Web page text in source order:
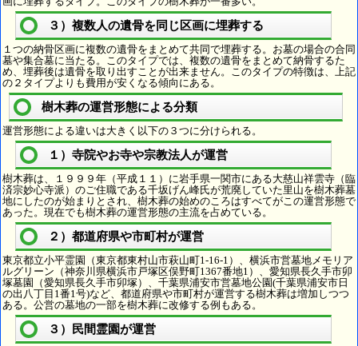
３）複数人の遺骨を同じ区画に埋葬する
１つの納骨区画に複数の遺骨をまとめて共同で埋葬する。お墓の場合の合同
墓や集合墓に当たる。このタイプでは、複数の遺骨をまとめて納骨するた
め、埋葬後は遺骨を取り出すことが出来ません。このタイプの特徴は、上記
の２タイプよりも費用が安くなる傾向にある。
樹木葬の運営形態による分類
運営形態による違いは大きく以下の３つに分けられる。
１）寺院やお寺や宗教法人が運営
樹木葬は、１９９９年（平成１１）に岩手県一関市にある大慈山祥雲寺（臨
済宗妙心寺派）のご住職である千坂げん峰氏が荒廃していた里山を樹木葬墓
地にしたのが始まりとされ、樹木葬の始めのころはすべてがこの運営形態で
あった。現在でも樹木葬の運営形態の主流を占めている。
２）都道府県や市町村が運営
東京都立小平霊園（東京都東村山市萩山町1-16-1）、横浜市営墓地メモリア
ルグリーン（神奈川県横浜市戸塚区俣野町1367番地1）、愛知県長久手市卯
塚墓園（愛知県長久手市卯塚）、千葉県浦安市営墓地公園(千葉県浦安市日
の出八丁目1番1号)など、都道府県や市町村が運営する樹木葬は増加しつつ
ある。公営の墓地の一部を樹木葬に改修する例もある。
３）民間霊園が運営